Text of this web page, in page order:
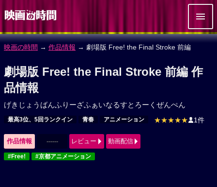
映画の時間 → 作品情報 → 劇場版 Free! the Final Stroke 前編
劇場版 Free! the Final Stroke 前編 作
品情報
げきじょうばんふりーざふぁいなるすとろーくぜんぺん
最高3位、5回ランクイン 青春 アニメーション ★★★★★ 1件
作品情報 ------ レビュー 動画配信
#Free! #京都アニメーション